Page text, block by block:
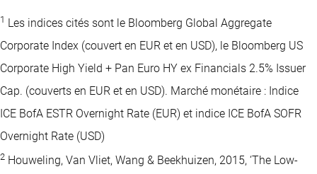
1 Les indices cités sont le Bloomberg Global Aggregate
Corporate Index (couvert en EUR et en USD), le Bloomberg US
Corporate High Yield + Pan Euro HY ex Financials 2.5% Issuer
Cap. (couverts en EUR et en USD). Marché monétaire : Indice
ICE BofA ESTR Overnight Rate (EUR) et indice ICE BofA SOFR
Overnight Rate (USD)
2 Houweling, Van Vliet, Wang & Beekhuizen, 2015, ‘The Low-